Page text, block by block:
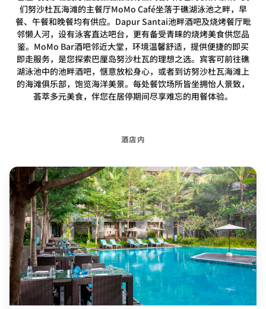
们努沙杜瓦海滩的主餐厅MoMo Café坐落于礁湖泳池之畔，早
餐、午餐和晚餐均有供应。Dapur Santai池畔酒吧及烧烤餐厅毗
邻懒人河，设有泳客直达吧台，更有备受青睐的烧烤美食供您品
鉴。MoMo Bar酒吧邻近大堂，环境温馨舒适，提供便捷的即买
即走服务，是您探索巴厘岛努沙杜瓦的理想之选。宾客可前往礁
湖泳池中的池畔酒吧，惬意放松身心，或者到访努沙杜瓦海滩上
的海滩俱乐部，饱览海洋美景。每处餐饮场所皆坐拥怡人景致，
荟萃多元美食，伴您在居停期间尽享难忘的用餐体验。
酒店内